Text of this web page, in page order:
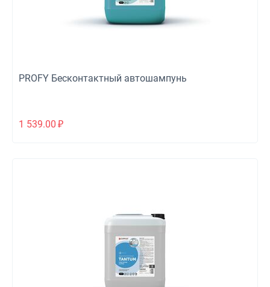
PROFY Бесконтактный автошампунь
1 539.00 ₽